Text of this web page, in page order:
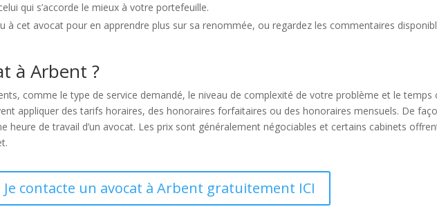
qui s’accorde le mieux à votre portefeuille.
à cet avocat pour en apprendre plus sur sa renommée, ou regardez les commentaires
à Arbent ?
comme le type de service demandé, le niveau de complexité de votre problème et le temps
appliquer des tarifs horaires, des honoraires forfaitaires ou des honoraires mensuels. De
heure de travail d’un avocat. Les prix sont généralement négociables et certains cabinets
Je contacte un avocat à Arbent gratuitement ICI